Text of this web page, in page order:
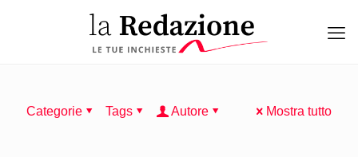
Categorie Tags Autore Mostra tutto